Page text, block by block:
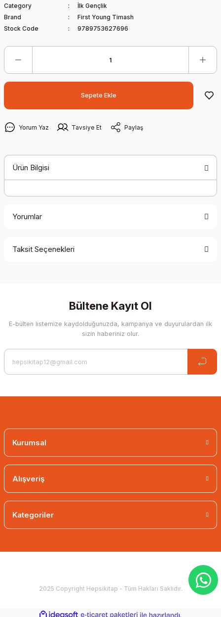
Category
İlk Gençlik
Brand
First Young Timash
Stock Code
9789753627696
Sepete Ekle
Yorum Yaz Tavsiye Et Paylaş
Ürün Bilgisi
Yorumlar
Taksit Seçenekleri
Bültene Kayıt Ol
E-bülten listemize kaydolduğunuzda, kampanya ve duyurulardan ilk
sizin haberiniz olur.
Kurumsal
Alışveriş
Kategoriler
2025 Copyright Hepsikitap - Tüm Hakları Saklıdır.
ideasoft e-